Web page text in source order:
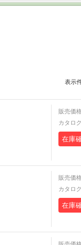
表示
販売価
カタロ
在庫
販売価
カタロ
在庫